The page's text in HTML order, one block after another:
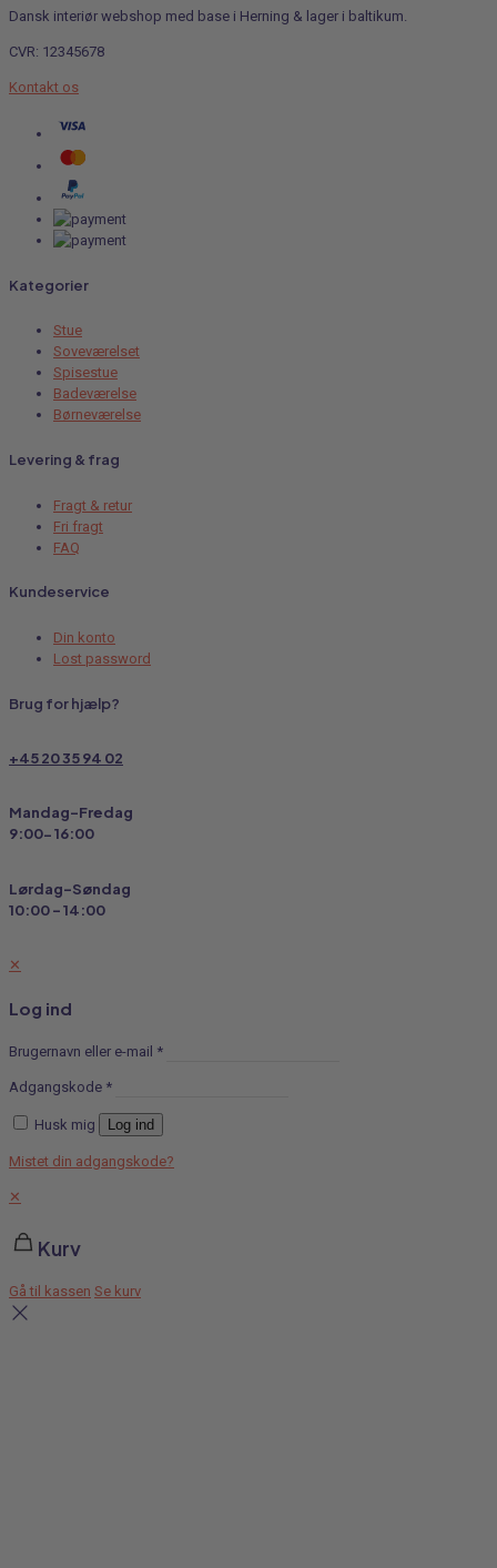
Dansk interiør webshop med base i Herning & lager i baltikum.
CVR: 12345678
Kontakt os
Kategorier
Stue
Soveværelset
Spisestue
Badeværelse
Børneværelse
Levering & frag
Fragt & retur
Fri fragt
FAQ
Kundeservice
Din konto
Lost password
Brug for hjælp?
+45 20 35 94 02
Mandag-Fredag
9:00- 16:00
Lørdag-Søndag
10:00 - 14:00
✕
Log ind
Brugernavn eller e-mail *
Adgangskode *
Husk mig Log ind
Mistet din adgangskode?
✕
Kurv
Gå til kassen Se kurv